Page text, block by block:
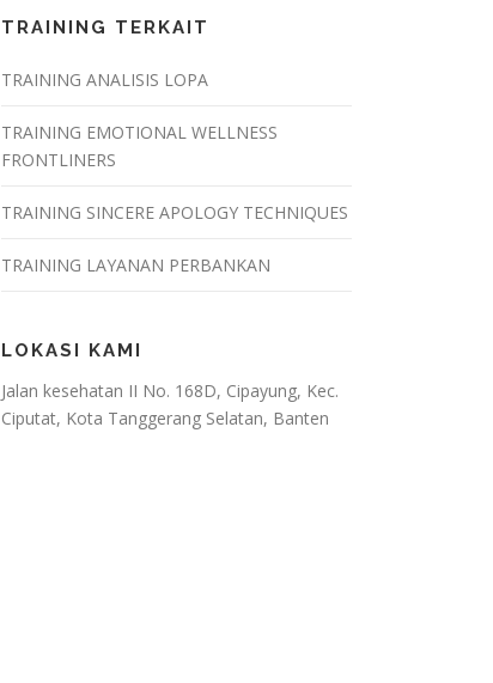
TRAINING TERKAIT
TRAINING ANALISIS LOPA
TRAINING EMOTIONAL WELLNESS
FRONTLINERS
TRAINING SINCERE APOLOGY TECHNIQUES
TRAINING LAYANAN PERBANKAN
LOKASI KAMI
Jalan kesehatan II No. 168D, Cipayung, Kec.
Ciputat, Kota Tanggerang Selatan, Banten